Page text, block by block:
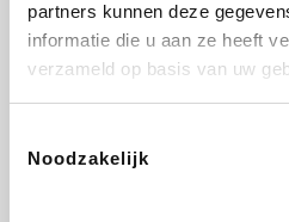
partners kunnen deze
informatie die u aan ze heeft
verzameld op basis van uw
Noodzakelijk
Weekendesk Sarenza